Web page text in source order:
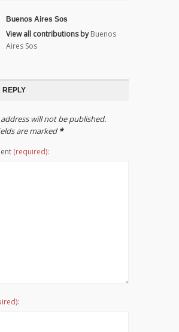
Buenos Aires Sos
View all contributions by Buenos
Aires Sos
REPLY
will not be published.
are marked*
(required):